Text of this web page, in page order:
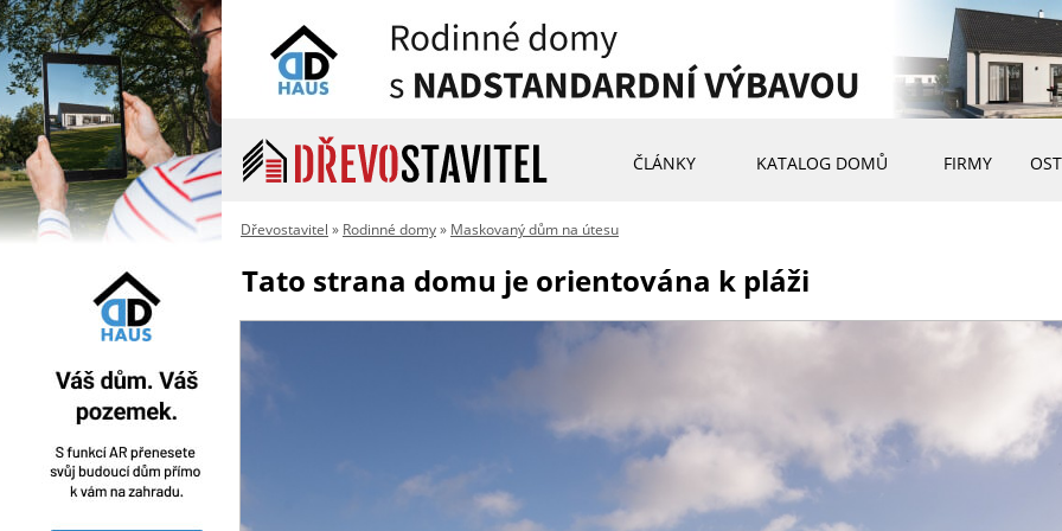
ČLÁNKY KATALOG DOMŮ FIRMY
Dřevostavitel » Rodinné domy» Maskovaný dům na útesu
Tato strana domu je orientována k pláži